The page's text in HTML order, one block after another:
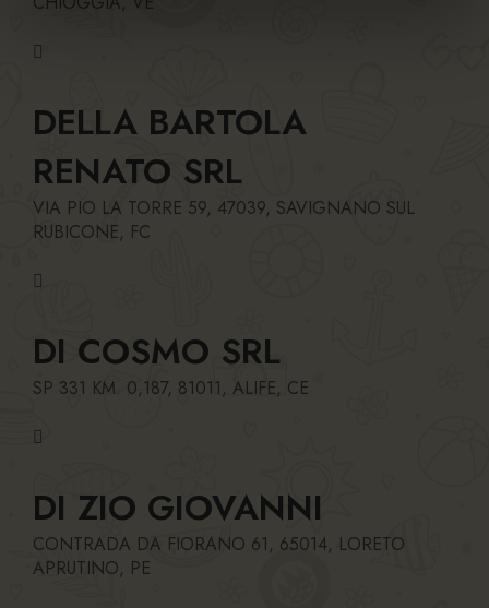
DELLA BARTOLA
RENATO SRL
VIA PIO LA TORRE 59, 47039, SAVIGNANO SUL
RUBICONE, FC
DI COSMO SRL
SP 331 KM. 0,187, 81011, ALIFE, CE
DI ZIO GIOVANNI
CONTRADA DA FIORANO 61, 65014, LORETO
APRUTINO, PE